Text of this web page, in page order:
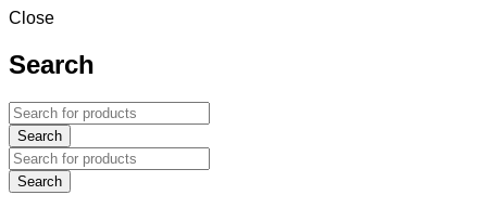
Close
Search